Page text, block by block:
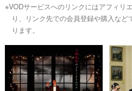
※VODサービスへのリンクにはアフィリ
り、リンク先での会員登録や購入な
ります。